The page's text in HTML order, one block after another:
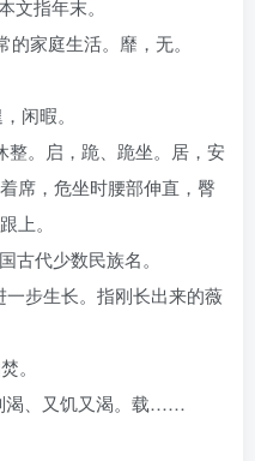
文指年末。
的家庭生活。靡，无。
闲暇。
整。启，跪、跪坐。居，安
席，危坐时腰部伸直，臀
上。
古代少数民族名。
一步生长。指刚长出来的薇
。
渴、又饥又渴。载……